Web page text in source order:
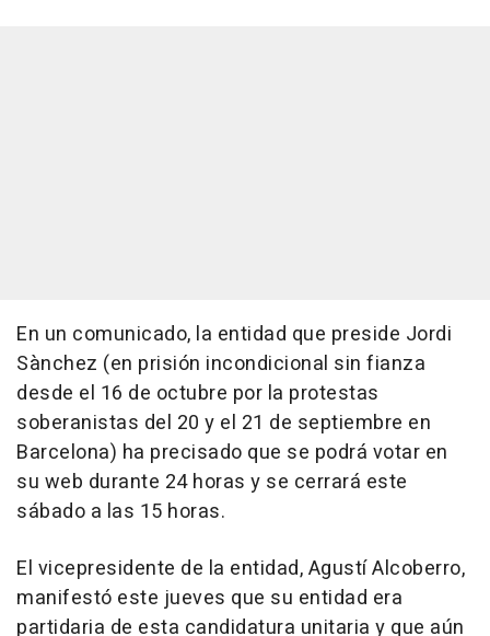
En un comunicado, la entidad que preside Jordi
Sànchez (en prisión incondicional sin fianza
desde el 16 de octubre por la protestas
soberanistas del 20 y el 21 de septiembre en
Barcelona) ha precisado que se podrá votar en
su web durante 24 horas y se cerrará este
sábado a las 15 horas.
El vicepresidente de la entidad, Agustí Alcoberro,
manifestó este jueves que su entidad era
partidaria de esta candidatura unitaria y que aún